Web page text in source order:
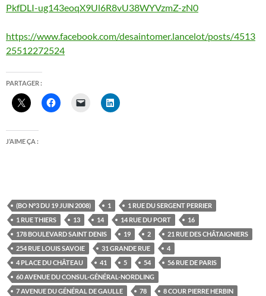
PkfDLI-ug143eoqX9Ul6R8vU38WYVzmZ-zN0
https://www.facebook.com/desaintomer.lancelot/posts/4513
25512272524
PARTAGER :
J’AIME ÇA :
(BO N°3 DU 19 JUIN 2008) 1
1 RUE DU SERGENT PERRIER
1 RUE THIERS
13 14 14 RUE DU PORT
16
178 BOULEVARD SAINT DENIS
19 2
21 RUE DES CHÂTAIGNIERS
254 RUE LOUIS SAVOIE
31 GRANDE RUE
4
4 PLACE DU CHÂTEAU
41 5 54
56 RUE DE PARIS
60 AVENUE DU CONSUL-GÉNÉRAL-NORDLING
7 AVENUE DU GÉNÉRAL DE GAULLE
78
8 COUR PIERRE HERBIN